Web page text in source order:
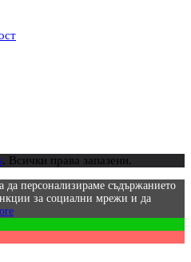
. Всички права запазени.
да персонализираме съдържанието
за социални мрежи и да